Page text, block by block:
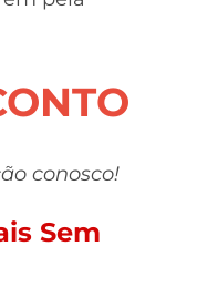
conosco!
Sem